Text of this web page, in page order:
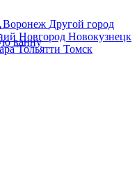
Воронеж Другой город
Новгород Новокузнецк
Тольятти Томск
ванну